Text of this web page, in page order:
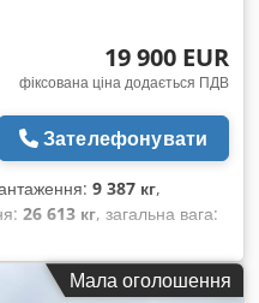
19 900 EUR
фіксована ціна додається ПДВ
Зателефонувати
9 387 кг,
26 613 кг, загальна вага:
01/2026, довжина
ширина вантажного відсіку:
Мала оголошення